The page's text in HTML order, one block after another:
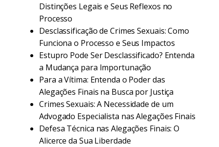
Distinções Legais e Seus Reflexos no
Processo
Desclassificação de Crimes Sexuais: Como
Funciona o Processo e Seus Impactos
Estupro Pode Ser Desclassificado? Entenda
a Mudança para Importunação
Para a Vítima: Entenda o Poder das
Alegações Finais na Busca por Justiça
Crimes Sexuais: A Necessidade de um
Advogado Especialista nas Alegações Finais
Defesa Técnica nas Alegações Finais: O
Alicerce da Sua Liberdade